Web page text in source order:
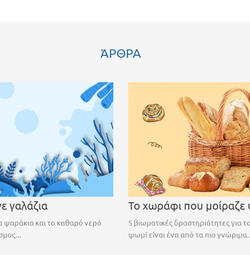
ΆΡΘΡΑ
γαλάζια
ψαράκια και το καθαρό νερό
Το χωράφι που μοίραζε
5 βιωματικές δραστηριότητες για
ψωμί είναι ένα από τα πιο